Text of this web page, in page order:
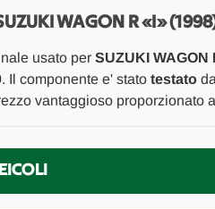
WAGON R «I»
usato per SUZUKI WAGON
. Il componente e' stato testato
vantaggioso proporzionato